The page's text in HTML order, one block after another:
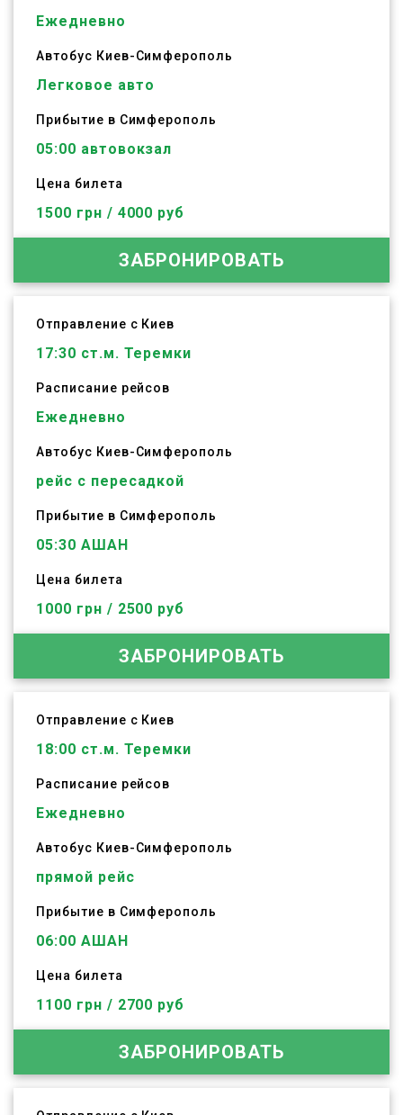
Ежедневно
Автобус Киев-Симферополь
Легковое авто
Прибытие в Симферополь
05:00 автовокзал
Цена билета
1500 грн / 4000 руб
ЗАБРОНИРОВАТЬ
Отправление с Киев
17:30 ст.м. Теремки
Расписание рейсов
Ежедневно
Автобус Киев-Симферополь
рейс с пересадкой
Прибытие в Симферополь
05:30 АШАН
Цена билета
1000 грн / 2500 руб
ЗАБРОНИРОВАТЬ
Отправление с Киев
18:00 ст.м. Теремки
Расписание рейсов
Ежедневно
Автобус Киев-Симферополь
прямой рейс
Прибытие в Симферополь
06:00 АШАН
Цена билета
1100 грн / 2700 руб
ЗАБРОНИРОВАТЬ